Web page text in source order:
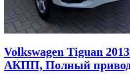
Volkswagen Tiguan
АКПП, Полный